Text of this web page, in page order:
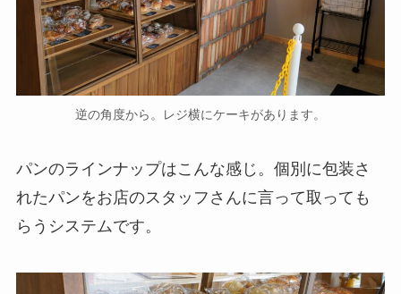
逆の角度から。レジ横にケーキがあります。
パンのラインナップはこんな感じ。個別に包装さ
れたパンをお店のスタッフさんに言って取っても
らうシステムです。